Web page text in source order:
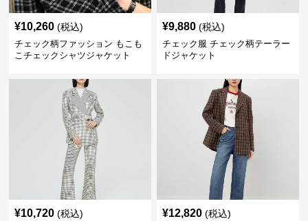
¥10,260 (税込)
チェック柄ファッション もこも
こチェックシャツジャケット
¥9,880 (税込)
チェック服 チェック柄テーラー
ドジャケット
¥10,720 (税込) ¥12,820 (税込)